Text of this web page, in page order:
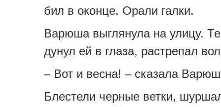
бил в оконце. Орали галки.
Варюша выглянула на улицу.
дунул ей в глаза, растрепал
– Вот и весна! – сказала
Блестели черные ветки,